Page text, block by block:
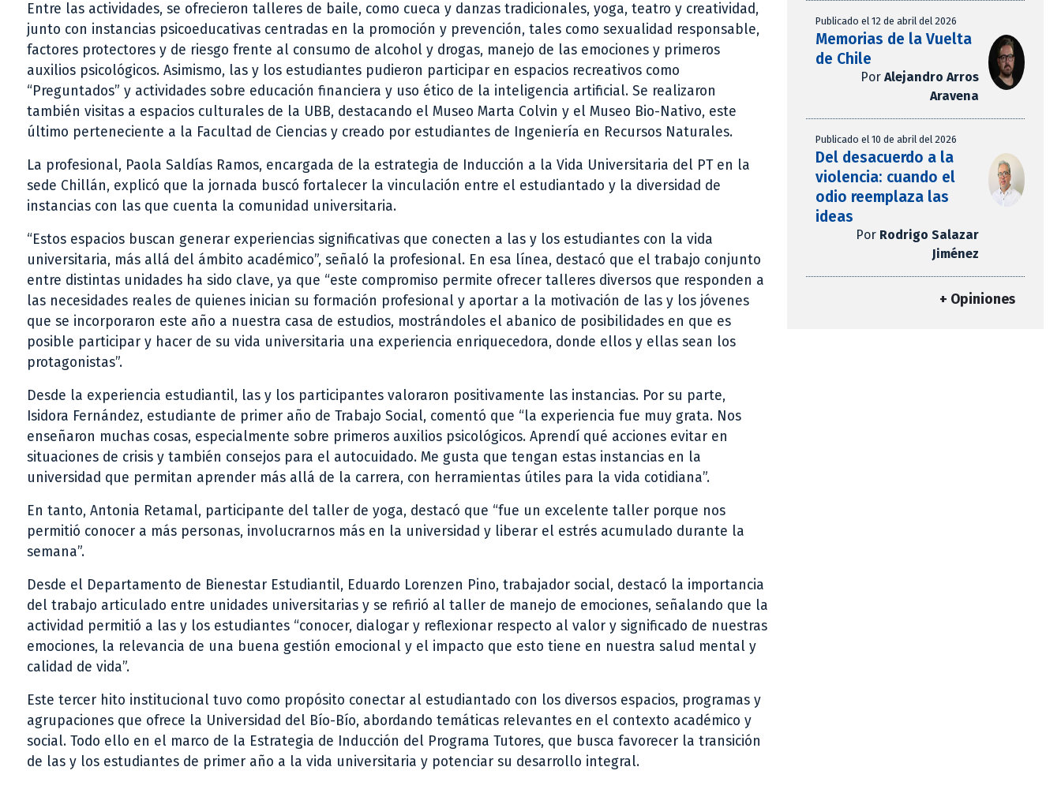
Entre las actividades, se ofrecieron talleres de baile, como cueca y danzas tradicionales, yoga, teatro y creatividad,
junto con instancias psicoeducativas centradas en la promoción y prevención, tales como sexualidad responsable,
factores protectores y de riesgo frente al consumo de alcohol y drogas, manejo de las emociones y primeros
auxilios psicológicos. Asimismo, las y los estudiantes pudieron participar en espacios recreativos como
“Preguntados” y actividades sobre educación financiera y uso ético de la inteligencia artificial. Se realizaron
también visitas a espacios culturales de la UBB, destacando el Museo Marta Colvin y el Museo Bio-Nativo, este
último perteneciente a la Facultad de Ciencias y creado por estudiantes de Ingeniería en Recursos Naturales.
La profesional, Paola Saldías Ramos, encargada de la estrategia de Inducción a la Vida Universitaria del PT en la
sede Chillán, explicó que la jornada buscó fortalecer la vinculación entre el estudiantado y la diversidad de
instancias con las que cuenta la comunidad universitaria.
“Estos espacios buscan generar experiencias significativas que conecten a las y los estudiantes con la vida
universitaria, más allá del ámbito académico”, señaló la profesional. En esa línea, destacó que el trabajo conjunto
entre distintas unidades ha sido clave, ya que “este compromiso permite ofrecer talleres diversos que responden a
las necesidades reales de quienes inician su formación profesional y aportar a la motivación de las y los jóvenes
que se incorporaron este año a nuestra casa de estudios, mostrándoles el abanico de posibilidades en que es
posible participar y hacer de su vida universitaria una experiencia enriquecedora, donde ellos y ellas sean los
protagonistas”.
Desde la experiencia estudiantil, las y los participantes valoraron positivamente las instancias. Por su parte,
Isidora Fernández, estudiante de primer año de Trabajo Social, comentó que “la experiencia fue muy grata. Nos
enseñaron muchas cosas, especialmente sobre primeros auxilios psicológicos. Aprendí qué acciones evitar en
situaciones de crisis y también consejos para el autocuidado. Me gusta que tengan estas instancias en la
universidad que permitan aprender más allá de la carrera, con herramientas útiles para la vida cotidiana”.
En tanto, Antonia Retamal, participante del taller de yoga, destacó que “fue un excelente taller porque nos
permitió conocer a más personas, involucrarnos más en la universidad y liberar el estrés acumulado durante la
semana”.
Desde el Departamento de Bienestar Estudiantil, Eduardo Lorenzen Pino, trabajador social, destacó la importancia
del trabajo articulado entre unidades universitarias y se refirió al taller de manejo de emociones, señalando que la
actividad permitió a las y los estudiantes “conocer, dialogar y reflexionar respecto al valor y significado de nuestras
emociones, la relevancia de una buena gestión emocional y el impacto que esto tiene en nuestra salud mental y
calidad de vida”.
Este tercer hito institucional tuvo como propósito conectar al estudiantado con los diversos espacios, programas y
agrupaciones que ofrece la Universidad del Bío-Bío, abordando temáticas relevantes en el contexto académico y
social. Todo ello en el marco de la Estrategia de Inducción del Programa Tutores, que busca favorecer la transición
de las y los estudiantes de primer año a la vida universitaria y potenciar su desarrollo integral.
Publicado el 12 de abril del 2026
Memorias de la Vuelta
de Chile
Por Alejandro Arros
Aravena
Publicado el 10 de abril del 2026
Del desacuerdo a la
violencia: cuando el
odio reemplaza las
ideas
Por Rodrigo Salazar
Jiménez
+ Opiniones